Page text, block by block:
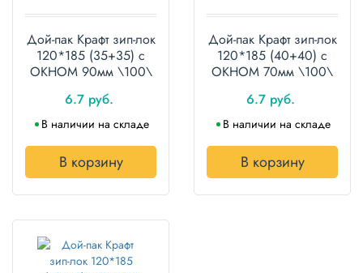
Дой-пак Крафт зип-лок
120*185 (35+35) с
ОКНОМ 90мм \100\
6.7 руб.
В наличии на складе
В корзину
Дой-пак Крафт зип-лок
120*185 (40+40) с
ОКНОМ 70мм \100\
6.7 руб.
В наличии на складе
В корзину